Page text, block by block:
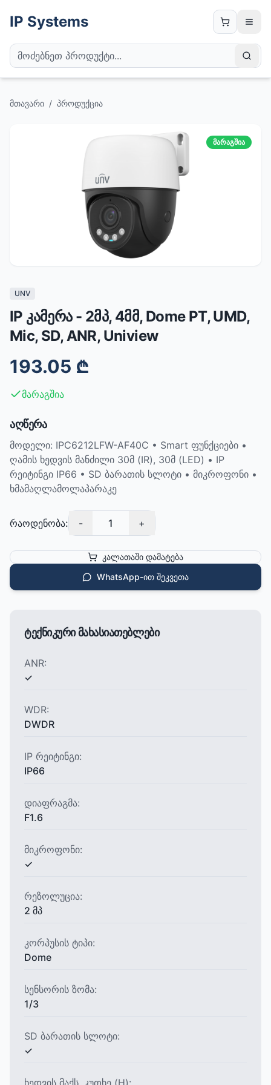
IP Systems
მთავარი / პროდუქცია
მარაგშია
UNV
IP კამერა - 2მპ, 4მმ, Dome PT, UMD,
Mic, SD, ANR, Uniview
193.05 ₾
მარაგშია
აღწერა
მოდელი: IPC6212LFW-AF40C • Smart ფუნქციები •
ღამის ხედვის მანძილი 30მ (IR), 30მ (LED) • IP
რეიტინგი IP66 • SD ბარათის სლოტი • მიკროფონი •
ხმამაღლამოლაპარაკე
რაოდენობა: - 1 +
კალათაში დამატება
WhatsApp-ით შეკვეთა
ტექნიკური მახასიათებლები
ANR:
✓
WDR:
DWDR
IP რეიტინგი:
IP66
დიაფრაგმა:
F1.6
მიკროფონი:
✓
რეზოლუცია:
2 მპ
კორპუსის ტიპი:
Dome
სენსორის ზომა:
1/3
SD ბარათის სლოტი:
✓
ხედვის მაქს. კუთხე (H):